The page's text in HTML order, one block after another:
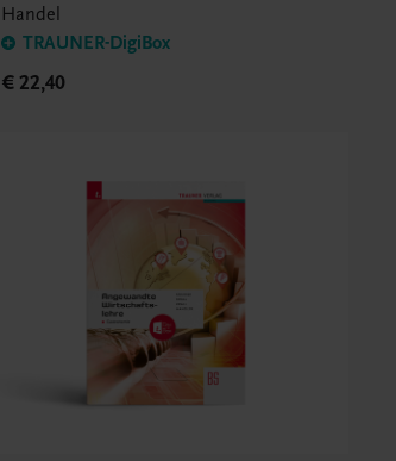
Handel
TRAUNER-DigiBox
€ 22,40